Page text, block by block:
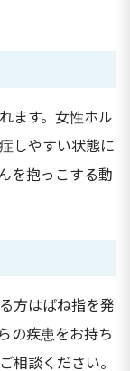
ます。女性ホル
しやすい状態に
を抱っこする動
方はばね指を発
の疾患をお持ち
相談ください。